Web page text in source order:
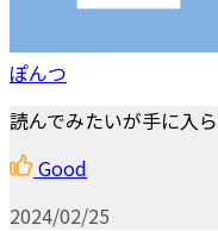
ぽんつ
読んでみたいが手に入
Good
2024/02/25